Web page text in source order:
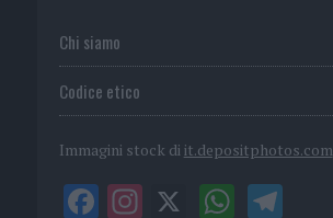
Chi siamo
Codice etico
Immagini stock di it.depositphotos.com